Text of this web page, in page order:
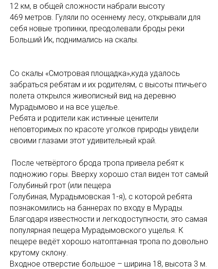
12 км, в общей сложности набрали высоту
469 метров. Гуляли по осеннему лесу, открывали для
себя новые тропинки, преодолевали броды реки
Больший Ик, поднимались на скалы.
Со скалы «Смотровая площадка»,куда удалось
забраться ребятам и их родителям, с высоты птичьего
полета открылся живописный вид на деревню
Мурадымово и на все ущелье.
Ребята и родители как истинные ценители
неповторимых по красоте уголков природы увидели
своими глазами этот удивительный край.
После четвёртого брода тропа привела ребят к
подножию горы. Вверху хорошо стал виден тот самый
Голубиный грот (или пещера
Голубиная, Мурадымовская 1-я), с которой ребята
познакомились на баннерах по входу в Мурады.
Благодаря известности и легкодоступности, это самая
популярная пещера Мурадымовского ущелья. К
пещере ведёт хорошо натоптанная тропа по довольно
крутому склону.
Входное отверстие большое – ширина 18, высота 3 м.